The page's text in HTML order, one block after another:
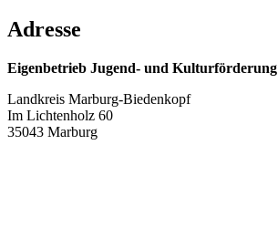
Adresse
Eigenbetrieb Jugend- und Kulturförderung
Landkreis Marburg-Biedenkopf
Im Lichtenholz 60
35043 Marburg